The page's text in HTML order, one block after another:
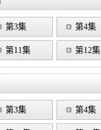
第3集 第4集
第11集 第12集
第3集 第4集